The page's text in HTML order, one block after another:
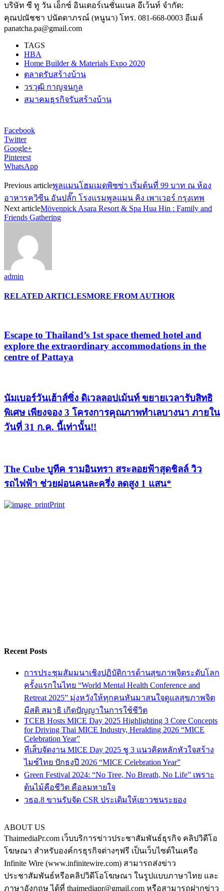
บริษัท ซี ทู วัน เอ็กซ์ อินเตอร์เนชั่นแนล อีเว้นท์ จำกัด:
คุณปณัชชา ปนัดดาภรณ์ (หนูนา) โทร. 081-668-0003 อีเมล์
panatcha.pa@gmail.com
TAGS
HBA
Home Builder & Materials Expo 2020
ตลาดรับสร้างบ้าน
วรวุฒิ กาญจนกูล
สมาคมธุรกิจรับสร้างบ้าน
Facebook
Twitter
Google+
Pinterest
WhatsApp
Previous articleพูลแมนโฮมเมดพิซซ่า เริ่มต้นที่ 99 บาท ณ ห้อง
อาหารควิซีน อันปลั๊ก โรงแรมพูลแมน คิง เพาเวอร์ กรุงเทพ
Next articleMövenpick Asara Resort & Spa Hua Hin : Family and
Friends Gathering
admin
RELATED ARTICLESMORE FROM AUTHOR
Escape to Thailand’s 1st space themed hotel and
explore the extraordinary accommodations in the
centre of Pattaya
นัมเบอร์วันเฮ้าส์ซิ่ง ดิเวลลอปเม้นท์ ขยายเวลารับสิทธิ
พิเศษ เพียงจอง 3 โครงการคุณภาพทำเลบางนา ภายใน
วันที่ 31 ก.ค. นี้เท่านั้น!!
The Cube บูทีค รามอินทรา สระลอยฟ้าสุดชิลล์ วิว
รถไฟฟ้า ช่วยผ่อนคนละครึ่ง ลดสูง 1 แสน*
Print
Recent Posts
การประชุมสัมมนาเชิงปฏิบัติการด้านสุขภาพจิตระดับโลก
ครั้งแรกในไทย “World Mental Health Conference and
Retreat 2025” มุ่งหวังให้ทุกคนหันมาสนใจดูแลสุขภาพจิต
มีสติ สมาธิ เกิดปัญญาในการใช้ชีวิต
TCEB Hosts MICE Day 2025 Highlighting 3 Core Concepts
for Driving Thai MICE Industry, Heralding 2026 “MICE
Celebration Year”
ทีเส็บจัดงาน MICE Day 2025 ชู 3 แนวคิดหลักหัวใจสร้าง
ไมซ์ไทย ปักธงปี 2026 “MICE Celebration Year”
Green Festival 2024: “No Tree, No Breath, No Life” เพราะ
ต้นไม้คือชีวิต คือลมหายใจ
วธอ.8 ขานรับจัด CSR ประเดิมให้เยาวชนระยอง
ABOUT US
ThaimediaPr.com เว็บบริการข่าวประชาสัมพันธ์ธุรกิจ คลิปวิดีโอ
โฆษณา สำหรับองค์กรธุรกิจต่างๆฟรี เป็นเว็บไซต์ในเครือ
Infinite Wire (www.infinitewire.com) สามารถส่งข่าว
ประชาสัมพันธ์หรือคลิปวิดีโอโฆษณา ในรูปแบบภาษาไทย และ
ภาษาอังกฤษ ได้ที่ thaimediapr@gmail.com หรือสามารถฝากข่าว